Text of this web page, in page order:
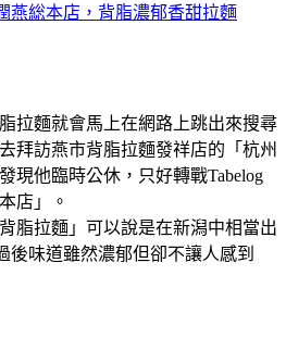
燕総本店，背脂濃郁香甜拉麵
拉麵就會馬上在網路上跳出來搜尋
拜訪燕市背脂拉麵發祥店的「杭州
現他臨時公休，只好轉戰Tabelog
店」。
脂拉麵」可以說是在新潟中相當出
後味道雖然濃郁但卻不讓人感到